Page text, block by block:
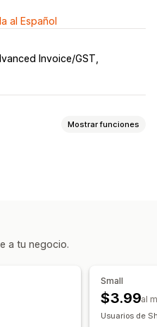
al Español
Invoice/GST
Mostrar funciones
Texto personalizado
a tu negocio.
Small
$3.99al
Usuarios de